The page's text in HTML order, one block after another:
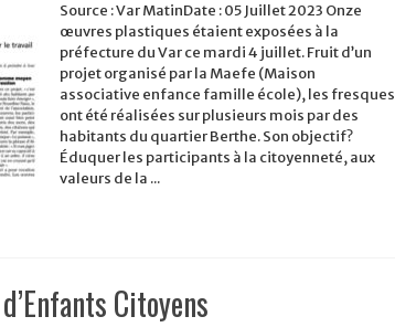
Source : Var MatinDate : 05 Juillet 2023 Onze
œuvres plastiques étaient exposées à la
préfecture du Var ce mardi 4 juillet. Fruit d’un
projet organisé par la Maefe (Maison
associative enfance famille école), les fresques
ont été réalisées sur plusieurs mois par des
habitants du quartier Berthe. Son objectif?
Éduquer les participants à la citoyenneté, aux
valeurs de la ...
Citoyens